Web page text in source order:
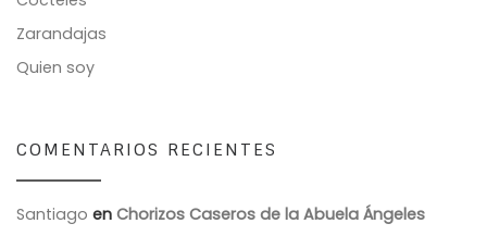
Zarandajas
Quien soy
COMENTARIOS RECIENTES
Santiago en Chorizos Caseros de la Abuela Ángeles